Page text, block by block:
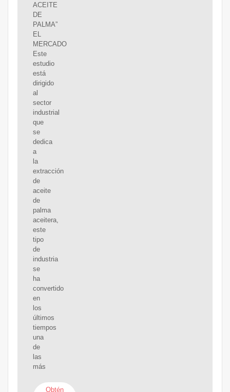
ACEITE
DE
PALMA”
EL
MERCADO
Este
estudio
está
dirigido
al
sector
industrial
que
se
dedica
a
la
extracción
de
aceite
de
palma
aceitera,
este
tipo
de
industria
se
ha
convertido
en
los
últimos
tiempos
una
de
las
más
Obtén